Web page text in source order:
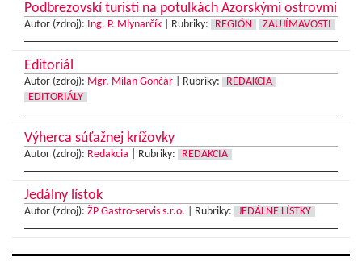
Podbrezovskí turisti na potulkách Azorskými ostrovmi
Autor (zdroj): Ing. P. Mlynarčík Rubriky: REGIÓN ZAUJÍMAVOSTI
Editoriál
Autor (zdroj): Mgr. Milan Gončár Rubriky:
REDAKCIA
EDITORIÁLY
Výherca súťažnej krížovky
Autor (zdroj): Redakcia Rubriky: REDAKCIA
Jedálny lístok
Autor (zdroj): ŽP Gastro-servis s.r.o. Rubriky: JEDÁLNE LÍSTKY